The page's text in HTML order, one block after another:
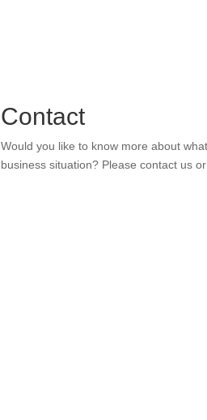
Contact
Would you like to know more about
business situation? Please contact us